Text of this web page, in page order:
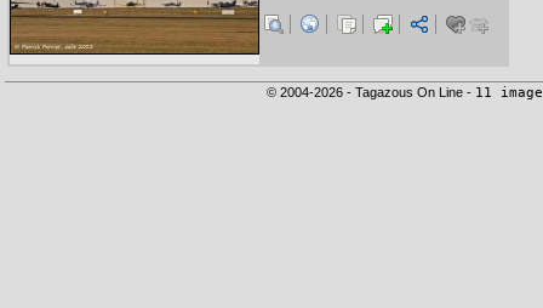
© 2004-2026 - Tagazous On Line - 11